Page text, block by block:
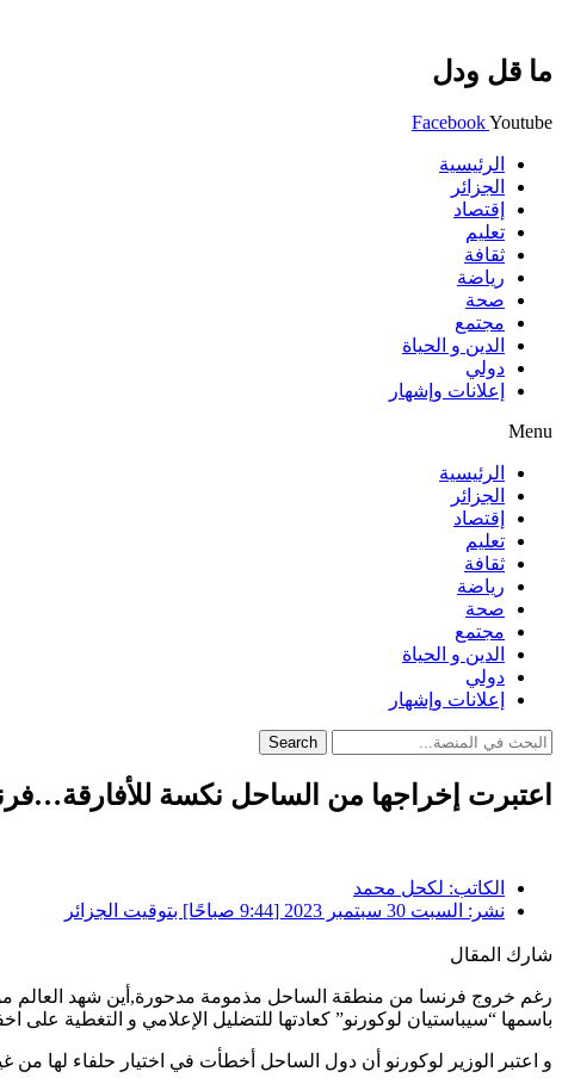
ما قل ودل
FacebookYoutube
الرئيسية
الجزائر
إقتصاد
تعليم
ثقافة
رياضة
صحة
مجتمع
الدين و الحياة
دولي
إعلانات وإشهار
Menu
الرئيسية
الجزائر
إقتصاد
تعليم
ثقافة
رياضة
صحة
مجتمع
الدين و الحياة
دولي
إعلانات وإشهار
Search
اعتبرت إخراجها من الساحل نكسة
الكاتب: لكحل محمد
نشر: السبت 30 سبتمبر 2023 [9:44 صباحًا] بتوقيت الجزائر
شارك المقال
رغم خروج فرنسا من منطقة الساحل مذمومة مدحورة,أين شهد العالم
باسمها “سيباستيان لوكورنو” كعادتها للتضليل الإعلامي و التغطية على
و اعتبر الوزير لوكورنو أن دول الساحل أخطأت في اختيار حلفاء لها